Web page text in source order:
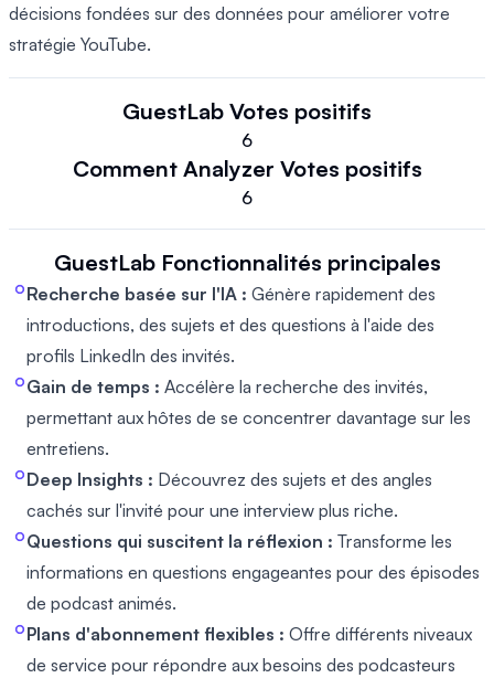
décisions fondées sur des données pour améliorer votre
stratégie YouTube.
GuestLab Votes positifs
6
Comment Analyzer Votes positifs
6
GuestLab Fonctionnalités principales
Recherche basée sur l'IA : Génère rapidement des
introductions, des sujets et des questions à l'aide des
profils LinkedIn des invités.
Gain de temps : Accélère la recherche des invités,
permettant aux hôtes de se concentrer davantage sur les
entretiens.
Deep Insights : Découvrez des sujets et des angles
cachés sur l'invité pour une interview plus riche.
Questions qui suscitent la réflexion : Transforme les
informations en questions engageantes pour des épisodes
de podcast animés.
Plans d'abonnement flexibles : Offre différents niveaux
de service pour répondre aux besoins des podcasteurs